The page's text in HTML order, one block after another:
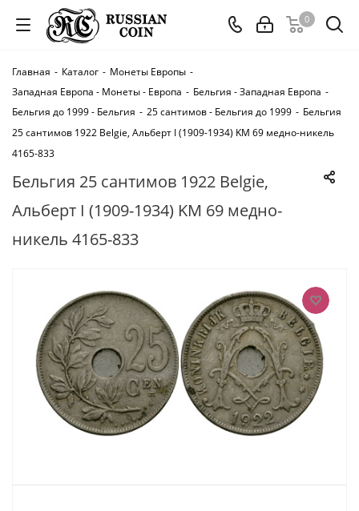
0
Главная - Каталог - Монеты Европы -
Западная Европа - Монеты - Европа - Бельгия - Западная Европа -
Бельгия до 1999 - Бельгия - 25 сантимов - Бельгия до 1999 - Бельгия
25 сантимов 1922 Belgie, Альберт I (1909-1934) KM 69 медно-никель
4165-833
Бельгия 25 сантимов 1922 Belgie,
Альберт I (1909-1934) KM 69 медно-
никель 4165-833